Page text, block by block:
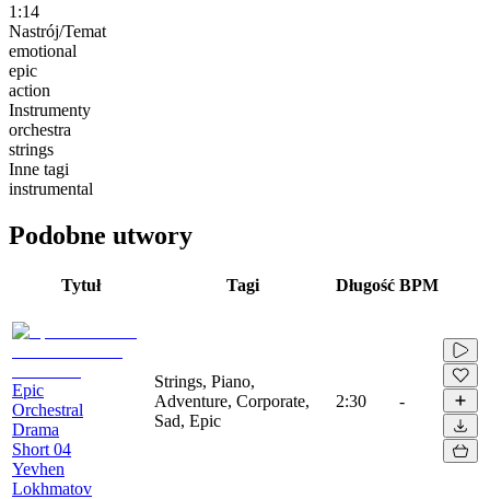
1:14
Nastrój/Temat
emotional
epic
action
Instrumenty
orchestra
strings
Inne tagi
instrumental
Podobne utwory
Tytuł Tagi Długość BPM
Epic
Orchestral
Drama
Short 04
Yevhen
Lokhmatov
Strings, Piano,
Adventure, Corporate,
Sad, Epic
2:30 -